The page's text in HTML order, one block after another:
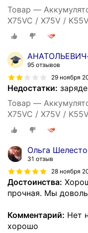
Товар —
X75VC / X75V /
/ X55C / X75VB /
5200mah
АНАТОЛЬЕВИЧ-
95 отзывов
29 ноября
Недостатки:
Товар —
X75VC / X75V /
/ X55C / X75VB /
5200mah
Ольга
31 отзыв
28 ноября
Достоинства:
прочная. Мы
Комментарий: Нет
хорошо